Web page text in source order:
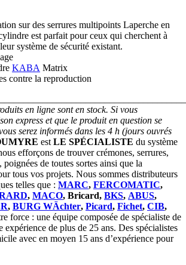
sur des serrures multipoints Laperche en
est parfait pour ceux qui cherchent à
système de sécurité existant.
KABA Matrix
contre la reproduction
en ligne sont en stock. Si vous
express et que le produit en question se
serez informés dans les 4 h (jours ouvrés
est LE SPÉCIALISTE du système
efforçons de trouver crémones, serrures,
de toutes sortes ainsi que la
tous vos projets. Nous sommes distributeurs
telles que : MARC, FERCOMATIC,
, MACO, Bricard, BKS, ABUS,
, BURG WÄchter, Picard, Fichet, CIB,
force : une équipe composée de spécialiste de
expérience de plus de 25 ans. Des spécialistes
avec en moyen 15 ans d’expérience pour